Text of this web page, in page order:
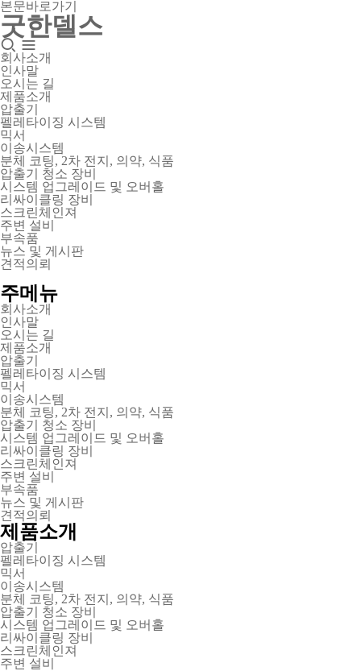
본문바로가기
굿한델스
회사소개
인사말
오시는 길
제품소개
압출기
펠레타이징 시스템
믹서
이송시스템
분체 코팅, 2차 전지, 의약, 식품
압출기 청소 장비
시스템 업그레이드 및 오버홀
리싸이클링 장비
스크린체인져
주변 설비
부속품
뉴스 및 게시판
견적의뢰
주메뉴
회사소개
인사말
오시는 길
제품소개
압출기
펠레타이징 시스템
믹서
이송시스템
분체 코팅, 2차 전지, 의약, 식품
압출기 청소 장비
시스템 업그레이드 및 오버홀
리싸이클링 장비
스크린체인져
주변 설비
부속품
뉴스 및 게시판
견적의뢰
제품소개
압출기
펠레타이징 시스템
믹서
이송시스템
분체 코팅, 2차 전지, 의약, 식품
압출기 청소 장비
시스템 업그레이드 및 오버홀
리싸이클링 장비
스크린체인져
주변 설비